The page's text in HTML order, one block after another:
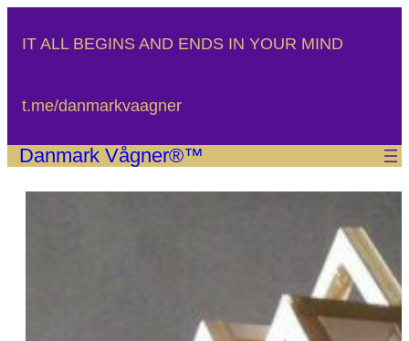
IT ALL BEGINS AND ENDS IN YOUR MIND
t.me/danmarkvaagner
Danmark Vågner®™